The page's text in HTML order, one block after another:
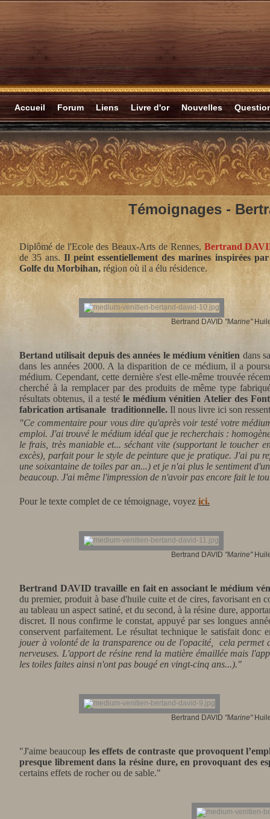
Accueil Forum Liens Livre d'or Nouvelles
Témoignages -
Diplômé de l'Ecole des Beaux-Arts de Rennes, Bertrand
de 35 ans.Il peint essentiellement des marines inspirées
Golfe du Morbihan, région où il a élu résidence.
Bertrand DAVID "Marine"
Bertand utilisait depuis des années le médium vénitien dans
dans les années 2000. A la disparition de ce médium, il a
médium. Cependant, cette dernière s'est elle-même trouvée
cherché à la remplacer par des produits de même type
résultats obtenus, il a testéle médium vénitien Atelier des
fabrication artisanale traditionnelle. Il nous livre ici son
"Ce commentaire pour vous dire qu'après voir testé votre
emploi. J'ai trouvé le médium idéal que je recherchais :
le frais, très maniable et... séchant vite (supportant le toucher
excès), parfait pour le style de peinture que je pratique. J'ai pu
une soixantaine de toiles par an...) et je n'ai plus le sentiment
beaucoup. J'ai même l'impression de n'avoir pas encore fait le
Pour le texte complet de ce témoignage, voyez ici.
Bertrand DAVID "Marine"
Bertrand DAVID travaille en fait en associant le médium
du premier, produit à base d'huile cuite et de cires, favorisant en
au tableau un aspect satiné, et du second, à la résine dure,
discret. Il nous confirme le constat, appuyé par ses longues
conservent parfaitement. Le résultat technique le satisfait donc
jouer à volonté de la transparence ou de l'opacité, cela permet
nerveuses. L'apport de résine rend la matière émaillée mais
les toiles faites ainsi n'ont pas bougé en vingt-cinq ans...)."
Bertrand DAVID "Marine"
"J'aime beaucoup les effets de contraste que provoquent
presque librement dans la résine dure, en provoquant des
certains effets de rocher ou de sable."